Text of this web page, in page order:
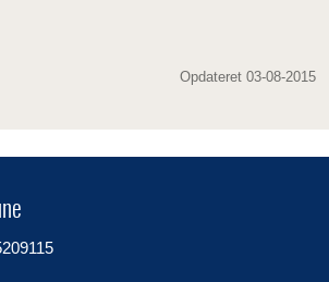
Opdateret 03-08-2015